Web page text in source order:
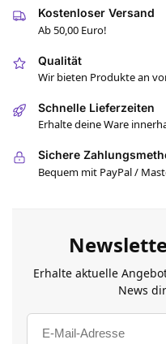
Kostenloser Versand
Ab 50,00 Euro!
Qualität
Wir bieten Produkte an
Schnelle Lieferzeiten
Erhalte deine Ware
Sichere
Bequem mit PayPal /
Erhalte aktuelle
News